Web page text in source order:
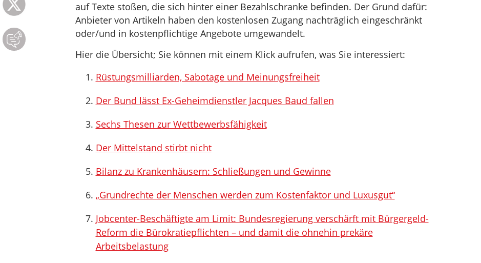
auf Texte stoßen, die sich hinter einer Bezahlschranke befinden. Der Grund dafür:
Anbieter von Artikeln haben den kostenlosen Zugang nachträglich eingeschränkt
oder/und in kostenpflichtige Angebote umgewandelt.
Hier die Übersicht; Sie können mit einem Klick aufrufen, was Sie interessiert:
Rüstungsmilliarden, Sabotage und Meinungsfreiheit
Der Bund lässt Ex-Geheimdienstler Jacques Baud fallen
Sechs Thesen zur Wettbewerbsfähigkeit
Der Mittelstand stirbt nicht
Bilanz zu Krankenhäusern: Schließungen und Gewinne
„Grundrechte der Menschen werden zum Kostenfaktor und Luxusgut“
Jobcenter-Beschäftigte am Limit: Bundesregierung verschärft mit Bürgergeld-
Reform die Bürokratiepflichten – und damit die ohnehin prekäre
Arbeitsbelastung